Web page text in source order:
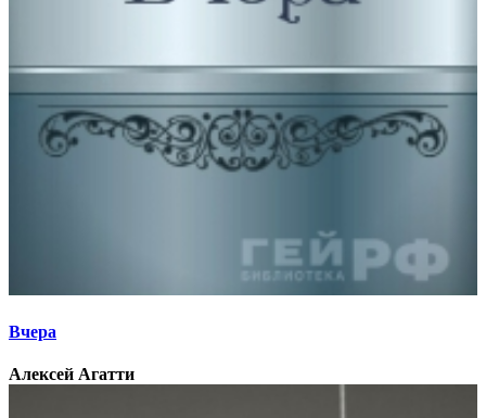
Вчера
Алексей Агатти